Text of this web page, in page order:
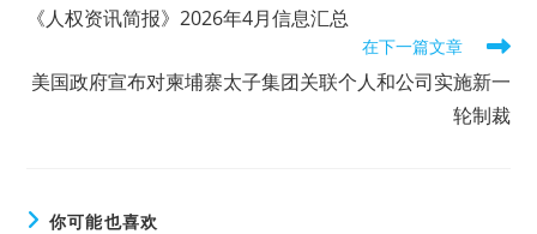
articles
《人权资讯简报》2026年4月信息汇总
在下一篇文章
美国政府宣布对柬埔寨太子集团关联个人和公司实施新一
轮制裁
你可能也喜欢